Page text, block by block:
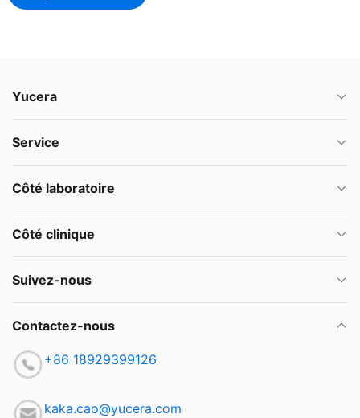
Yucera
Service
Côté laboratoire
Côté clinique
Suivez-nous
Contactez-nous
+86 18929399126
kaka.cao@yucera.com